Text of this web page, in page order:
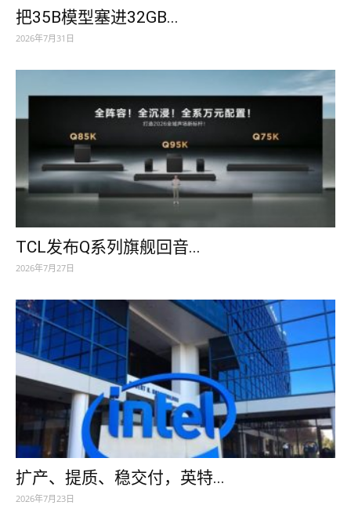
把35B模型塞进32GB...
2026年7月31日
TCL发布Q系列旗舰回音...
2026年7月27日
扩产、提质、稳交付，英特...
2026年7月23日